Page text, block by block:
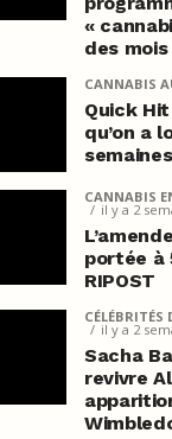
«
des
CANNABIS
Quick
qu’on a
semaines
CANNABIS
il y a 2
portée à
RIPOST
il y a 2
Sacha
revivre